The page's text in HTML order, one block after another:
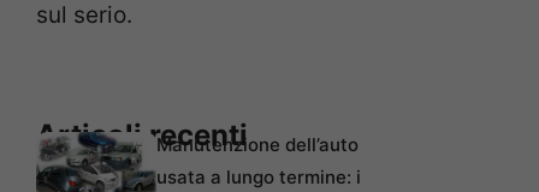
sul serio.
Articoli recentiManutenzione dell’auto
usata a lungo termine: i